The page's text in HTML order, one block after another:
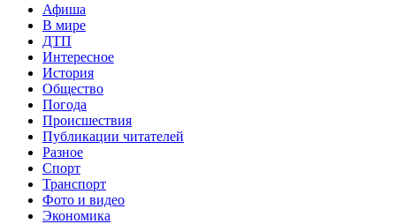
Афиша
В мире
ДТП
Интересное
История
Общество
Погода
Происшествия
Публикации читателей
Разное
Спорт
Транспорт
Фото и видео
Экономика